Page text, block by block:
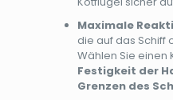
Maximale
die auf das Schiff
Wählen Sie einen
Festigkeit der
Grenzen des